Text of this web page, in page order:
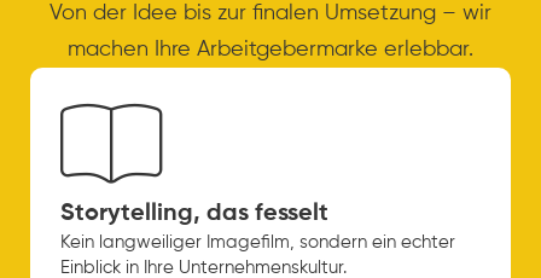
Von der Idee bis zur finalen Umsetzung – wir
machen Ihre Arbeitgebermarke erlebbar.
Storytelling, das fesselt
Kein langweiliger Imagefilm, sondern ein echter
Einblick in Ihre Unternehmenskultur.